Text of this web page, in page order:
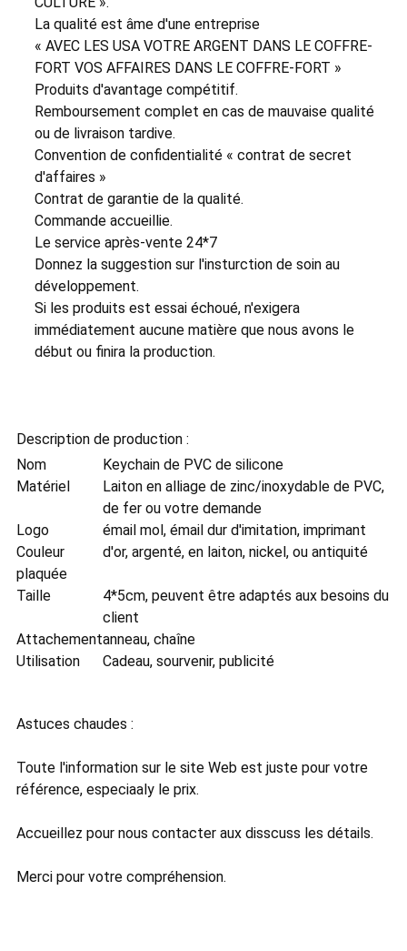
La qualité est âme d'une entreprise
« AVEC LES USA VOTRE ARGENT DANS LE COFFRE-
FORT VOS AFFAIRES DANS LE COFFRE-FORT »
Produits d'avantage compétitif.
Remboursement complet en cas de mauvaise qualité
ou de livraison tardive.
Convention de confidentialité « contrat de secret
d'affaires »
Contrat de garantie de la qualité.
Commande accueillie.
Le service après-vente 24*7
Donnez la suggestion sur l'insturction de soin au
développement.
Si les produits est essai échoué, n'exigera
immédiatement aucune matière que nous avons le
début ou finira la production.
Description de production :
Nom
Keychain de PVC de silicone
Matériel
Laiton en alliage de zinc/inoxydable de PVC,
de fer ou votre demande
Logo
émail mol, émail dur d'imitation, imprimant
Couleur
plaquée
d'or, argenté, en laiton, nickel, ou antiquité
Taille
4*5cm, peuvent être adaptés aux besoins du
client
Attachementanneau, chaîne
Utilisation
Cadeau, sourvenir, publicité
Astuces chaudes :
Toute l'information sur le site Web est juste pour votre
référence, especiaaly le prix.
Accueillez pour nous contacter aux disscuss les détails.
Merci pour votre compréhension.